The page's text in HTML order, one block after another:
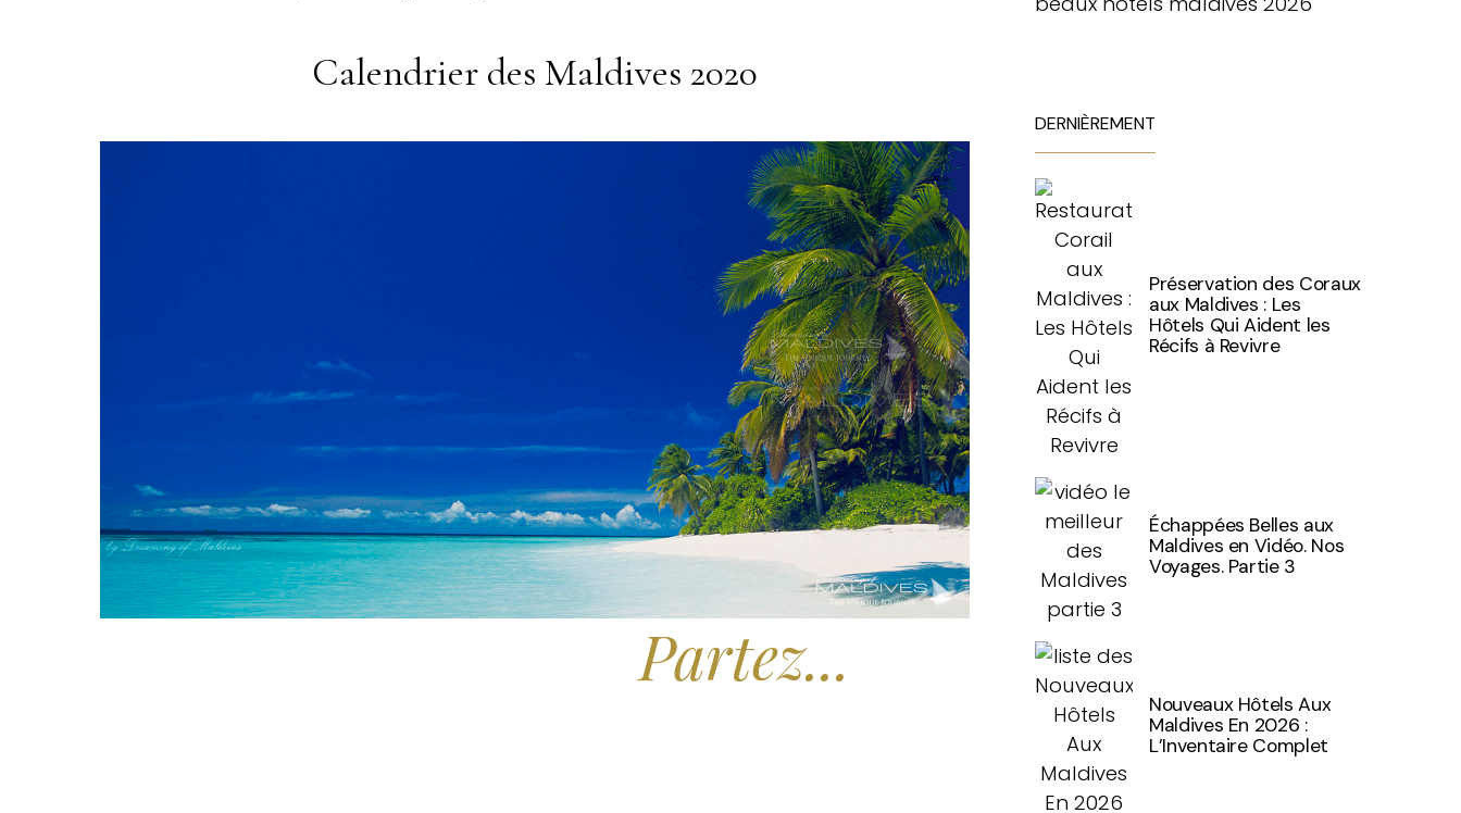
Calendrier des Maldives 2020
Partez...
DERNIÈREMENT
Préservation des Coraux
aux Maldives : Les
Hôtels Qui Aident les
Récifs à Revivre
Échappées Belles aux
Maldives en Vidéo. Nos
Voyages. Partie 3
Nouveaux Hôtels Aux
Maldives En 2026 :
L’Inventaire Complet